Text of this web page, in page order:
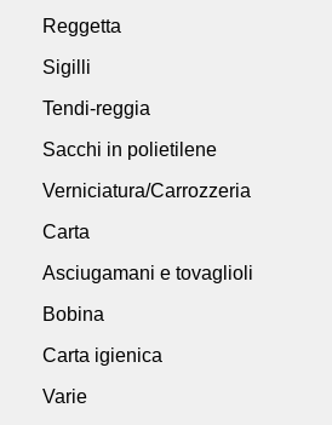
Reggetta
Sigilli
Tendi-reggia
Sacchi in polietilene
Verniciatura/Carrozzeria
Carta
Asciugamani e tovaglioli
Bobina
Carta igienica
Varie